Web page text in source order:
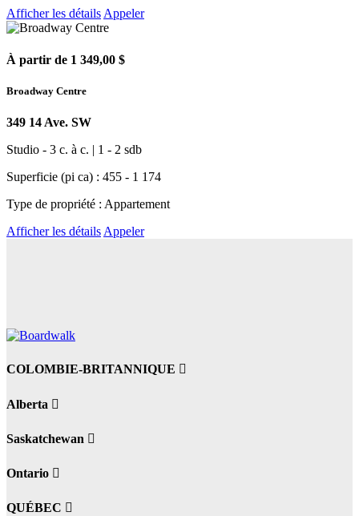
Afficher les détailsAppeler
À partir de 1 349,00 $
Broadway Centre
349 14 Ave. SW
Studio - 3 c. à c. | 1 - 2 sdb
Superficie (pi ca) : 455 - 1 174
Type de propriété : Appartement
Afficher les détails Appeler
COLOMBIE-BRITANNIQUE
Alberta
Saskatchewan
Ontario
QUÉBEC